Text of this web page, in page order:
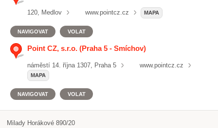
120, Medlov www.pointcz.cz MAPA
NAVIGOVAT VOLAT
Point CZ, s.r.o. (Praha 5 - Smíchov)
náměstí 14. října 1307, Praha 5 www.pointcz.cz
MAPA
NAVIGOVAT VOLAT
Milady Horákové 890/20